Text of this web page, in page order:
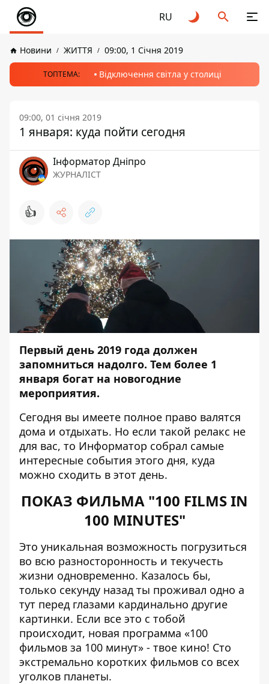
RU
Новини ЖИТТЯ 09:00, 1 Січня 2019
ТОПТЕМА: Відключення світла у столиці
09:00, 01 січня 2019
1 января: куда пойти сегодня
Інформатор Дніпро
ЖУРНАЛІСТ
👍
Первый день 2019 года должен
запомниться надолго. Тем более 1
января богат на новогодние
мероприятия.
Сегодня вы имеете полное право валятся
дома и отдыхать. Но если такой релакс не
для вас, то Информатор собрал самые
интересные события этого дня, куда
можно сходить в этот день.
ПОКАЗ ФИЛЬМА "100 FILMS IN
100 MINUTES"
Это уникальная возможность погрузиться
во всю разносторонность и текучесть
жизни одновременно. Казалось бы,
только секунду назад ты проживал одно а
тут перед глазами кардинально другие
картинки. Если все это с тобой
происходит, новая программа «100
фильмов за 100 минут» - твое кино! Сто
экстремально коротких фильмов со всех
уголков планеты.